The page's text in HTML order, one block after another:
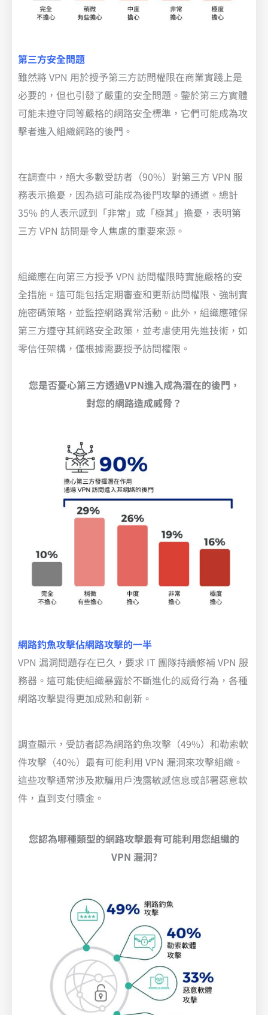
第三方安全問題
雖然將 VPN 用於授予第三方訪問權限在商業實踐上是
必要的，但也引發了嚴重的安全問題。鑒於第三方實體
可能未遵守同等嚴格的網路安全標準，它們可能成為攻
擊者進入組織網路的後門。
在調查中，絕大多數受訪者（90%）對第三方 VPN 服
務表示擔憂，因為這可能成為後門攻擊的通道。總計
35% 的人表示感到「非常」或「極其」擔憂，表明第
三方 VPN 訪問是令人焦慮的重要來源。
組織應在向第三方授予 VPN 訪問權限時實施嚴格的安
全措施。這可能包括定期審查和更新訪問權限、強制實
施密碼策略，並監控網路異常活動。此外，組織應確保
第三方遵守其網路安全政策，並考慮使用先進技術，如
零信任架構，僅根據需要授予訪問權限。
您是否憂心第三方透過VPN進入成為潛在的後門，
對您的網路造成威脅？
網路釣魚攻擊佔網路攻擊的一半
VPN 漏洞問題存在已久，要求 IT 團隊持續修補 VPN 服
務器。這可能使組織暴露於不斷進化的威脅行為，各種
網路攻擊變得更加成熟和創新。
調查顯示，受訪者認為網路釣魚攻擊（49%）和勒索軟
件攻擊（40%）最有可能利用 VPN 漏洞來攻擊組織。
這些攻擊通常涉及欺騙用戶洩露敏感信息或部署惡意軟
件，直到支付贖金。
您認為哪種類型的網路攻擊最有可能利用您組織的
VPN 漏洞?